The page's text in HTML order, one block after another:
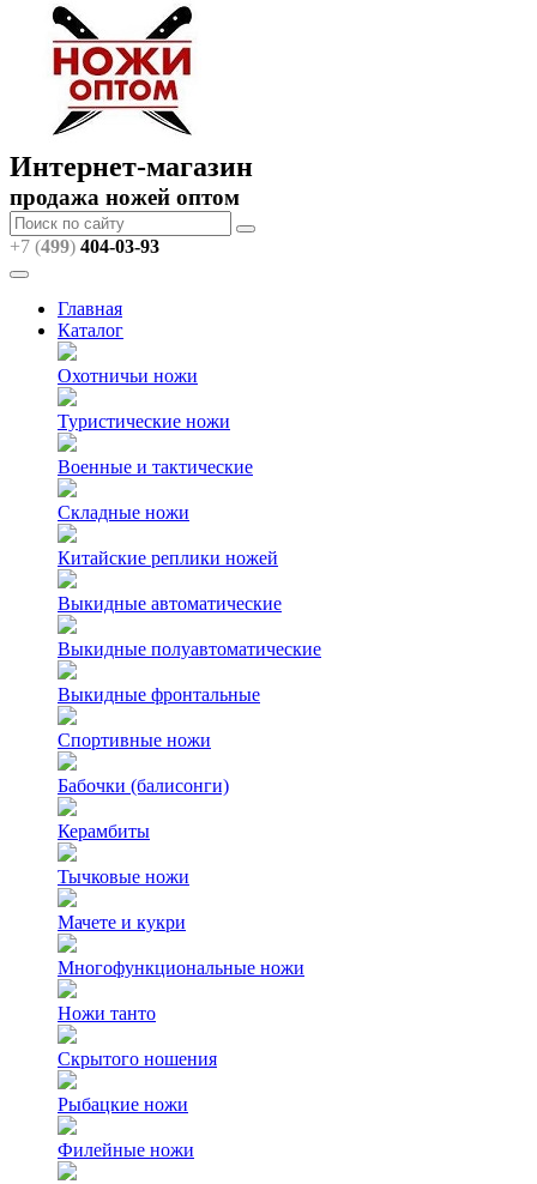
Интернет-магазин
продажа ножей оптом
+7 (499) 404-03-93
Главная
Каталог
Охотничьи ножи
Туристические ножи
Военные и тактические
Складные ножи
Китайские реплики ножей
Выкидные автоматические
Выкидные полуавтоматические
Выкидные фронтальные
Спортивные ножи
Бабочки (балисонги)
Керамбиты
Тычковые ножи
Мачете и кукри
Многофункциональные ножи
Ножи танто
Скрытого ношения
Рыбацкие ножи
Филейные ножи